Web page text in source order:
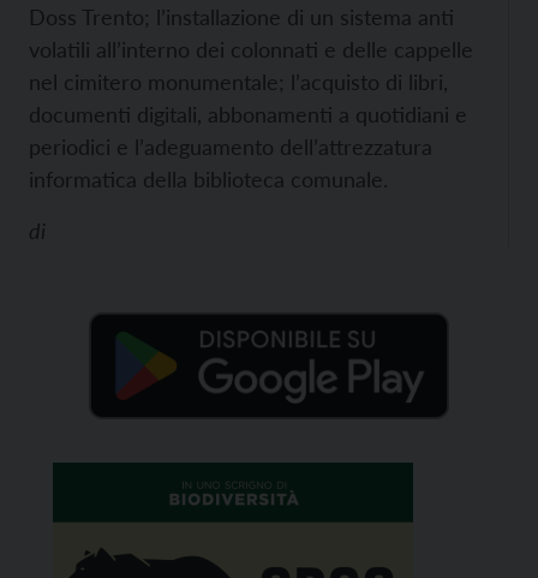
Doss Trento; l’installazione di un sistema anti
volatili all’interno dei colonnati e delle cappelle
nel cimitero monumentale; l’acquisto di libri,
documenti digitali, abbonamenti a quotidiani e
periodici e l’adeguamento dell’attrezzatura
informatica della biblioteca comunale.
di